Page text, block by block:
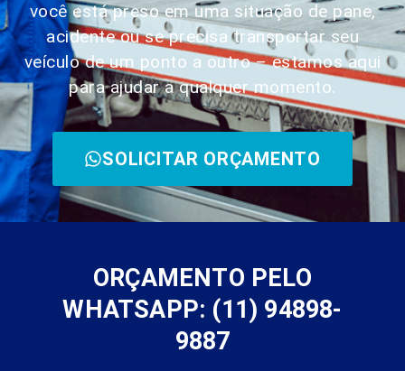
você está preso em uma situação de pane,
acidente ou se precisa transportar seu
veículo de um ponto a outro – estamos aqui
para ajudar a qualquer momento.
SOLICITAR ORÇAMENTO
ORÇAMENTO PELO
WHATSAPP: (11) 94898-
9887